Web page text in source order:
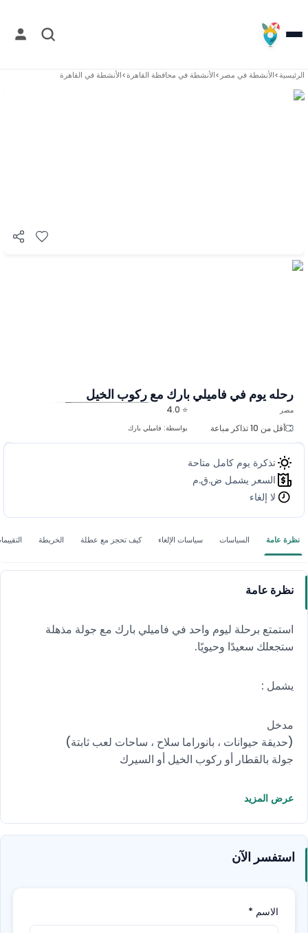
الرئيسية>الأنشطة في مصر >الأنشطة في محافظة القاهرة>الأنشطة في القاهرة
رحله يوم في فاميلي بارك مع ركوب الخيل
⭐ 4.0
أقل من 10 تذاكر مباعة
بواسطة: فاميلي بارك
مصر
تذكرة يوم كامل متاحة
السعر يشمل ض.ق.م
لا إلغاء
نظرة عامة السياسات سياسات الإلغاء كيف تحجز مع عطلة الخريطة
نظرة عامة
استمتع برحلة ليوم واحد في فاميلي بارك مع جولة مذهلة
ستجعلك سعيدًا وحيويًا.
يشمل :
مدخل
(حديقة حيوانات ، بانوراما سلاح ، ساحات لعب ثابتة)
جولة بالقطار أو ركوب الخيل أو السيرك
عرض المزيد
استفسر الآن
الاسم *